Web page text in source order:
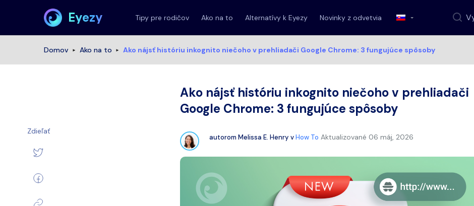
Eyezy Tipy pre rodičov Ako na to Alternatívy k Eyezy Novinky z odvetvia
Domov Ako na to Ako nájsť históriu inkognito niečoho v prehliadači Google Chrome: 3 fungujúce spôsoby
Ako nájsť históriu inkognito niečoho v prehliadači
Google Chrome: 3 fungujúce spôsoby
autorom Melissa E. Henry vHow To Aktualizované 06 máj, 2026
Zdieľať